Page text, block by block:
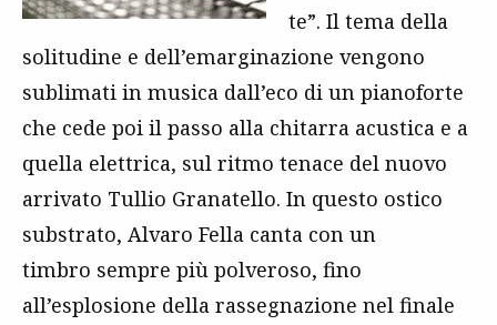
te”. Il tema della
solitudine e dell’emarginazione vengono
sublimati in musica dall’eco di un pianoforte
che cede poi il passo alla chitarra acustica e a
quella elettrica, sul ritmo tenace del nuovo
arrivato Tullio Granatello. In questo ostico
substrato, Alvaro Fella canta con un
timbro sempre più polveroso, fino
all’esplosione della rassegnazione nel finale